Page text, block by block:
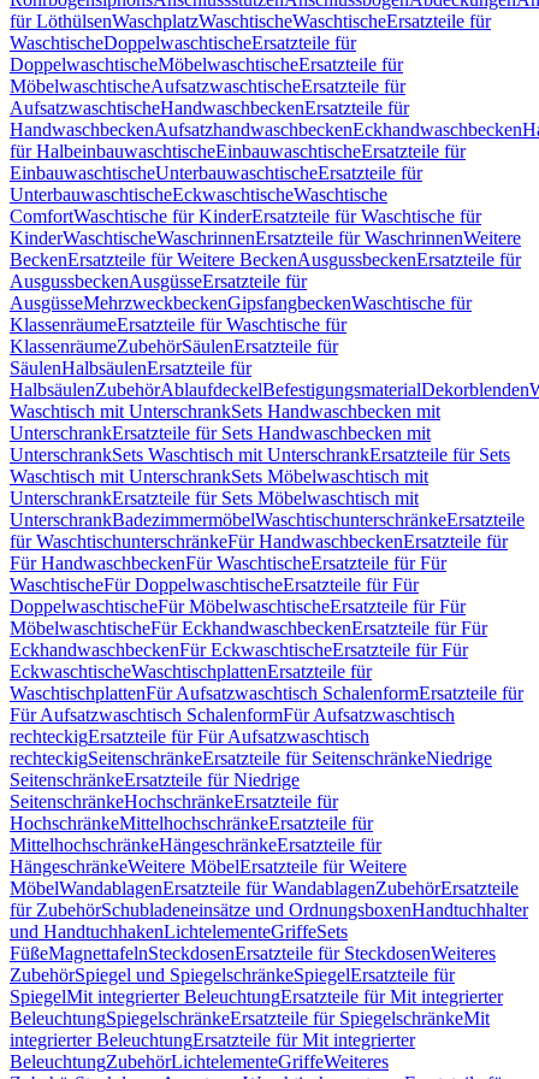
für LöthülsenWaschplatzWaschtischeWaschtischeErsatzteile für
WaschtischeDoppelwaschtischeErsatzteile für
DoppelwaschtischeMöbelwaschtischeErsatzteile für
MöbelwaschtischeAufsatzwaschtischeErsatzteile für
AufsatzwaschtischeHandwaschbeckenErsatzteile für
HandwaschbeckenAufsatzhandwaschbeckenEckhandwaschbecken
für HalbeinbauwaschtischeEinbauwaschtischeErsatzteile für
EinbauwaschtischeUnterbauwaschtischeErsatzteile für
UnterbauwaschtischeEckwaschtischeWaschtische
ComfortWaschtische für KinderErsatzteile für Waschtische für
KinderWaschtischeWaschrinnenErsatzteile für WaschrinnenWeitere
BeckenErsatzteile für Weitere BeckenAusgussbeckenErsatzteile für
AusgussbeckenAusgüsseErsatzteile für
AusgüsseMehrzweckbeckenGipsfangbeckenWaschtische für
KlassenräumeErsatzteile für Waschtische für
KlassenräumeZubehörSäulenErsatzteile für
SäulenHalbsäulenErsatzteile für
HalbsäulenZubehörAblaufdeckelBefestigungsmaterialDekorblenden
Waschtisch mit UnterschrankSets Handwaschbecken mit
UnterschrankErsatzteile für Sets Handwaschbecken mit
UnterschrankSets Waschtisch mit UnterschrankErsatzteile für Sets
Waschtisch mit UnterschrankSets Möbelwaschtisch mit
UnterschrankErsatzteile für Sets Möbelwaschtisch mit
UnterschrankBadezimmermöbelWaschtischunterschränkeErsatzteile
für WaschtischunterschränkeFür HandwaschbeckenErsatzteile für
Für HandwaschbeckenFür WaschtischeErsatzteile für Für
WaschtischeFür DoppelwaschtischeErsatzteile für Für
DoppelwaschtischeFür MöbelwaschtischeErsatzteile für Für
MöbelwaschtischeFür EckhandwaschbeckenErsatzteile für Für
EckhandwaschbeckenFür EckwaschtischeErsatzteile für Für
EckwaschtischeWaschtischplattenErsatzteile für
WaschtischplattenFür Aufsatzwaschtisch SchalenformErsatzteile für
Für Aufsatzwaschtisch SchalenformFür Aufsatzwaschtisch
rechteckigErsatzteile für Für Aufsatzwaschtisch
rechteckigSeitenschränkeErsatzteile für SeitenschränkeNiedrige
SeitenschränkeErsatzteile für Niedrige
SeitenschränkeHochschränkeErsatzteile für
HochschränkeMittelhochschränkeErsatzteile für
MittelhochschränkeHängeschränkeErsatzteile für
HängeschränkeWeitere MöbelErsatzteile für Weitere
MöbelWandablagenErsatzteile für WandablagenZubehörErsatzteile
für ZubehörSchubladeneinsätze und OrdnungsboxenHandtuchhalter
und HandtuchhakenLichtelementeGriffeSets
FüßeMagnettafelnSteckdosenErsatzteile für SteckdosenWeiteres
ZubehörSpiegel und SpiegelschränkeSpiegelErsatzteile für
SpiegelMit integrierter BeleuchtungErsatzteile für Mit integrierter
BeleuchtungSpiegelschränkeErsatzteile für SpiegelschränkeMit
integrierter BeleuchtungErsatzteile für Mit integrierter
BeleuchtungZubehörLichtelementeGriffeWeiteres